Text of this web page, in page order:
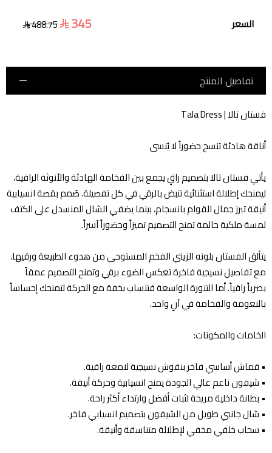
السعر 345
488.75
تفاصيل المنتج
فستان تالا | Tala Dress
أناقة هادئة تنسج حضوراً لا يُنسى
يأتي فستان تالا بتصميم راقٍ يجمع بين الفخامة الهادئة والأنوثة الراقية،
ليمنحك إطلالة استثنائية تنبض بالرقي في كل تفصيلة. صُمم بقصة انسيابية
أنيقة تبرز جمال القوام بانسجام، بينما يضفي الشال المنسدل على الكتف
لمسة ملكية حالمة تمنح التصميم تميزاً وحضوراً آسراً.
يتألق الفستان بلونه الزيتي الفخم المستوحى من هدوء الطبيعة ورقيها،
مع تفاصيل نسيجية فاخرة تعكس الضوء برقي وتمنح التصميم عمقاً
بصرياً راقياً. أما التنورة الواسعة فتنساب بخفة مع الحركة لتمنحك إحساساً
بالنعومة والفخامة في آنٍ واحد.
الخامات والمكونات:
•⁠ ⁠قماش أساسي فاخر بنقوش نسيجية لامعة راقية.
•⁠ ⁠شيفون ناعم عالي الجودة يمنح انسيابية وحركة أنيقة.
•⁠ ⁠بطانة داخلية مريحة لثبات أفضل وارتداء أكثر راحة.
•⁠ ⁠شال جانبي طويل من الشيفون بتصميم انسيابي فاخر.
•⁠ ⁠سحاب خلفي مخفي لإطلالة متناسقة وأنيقة.